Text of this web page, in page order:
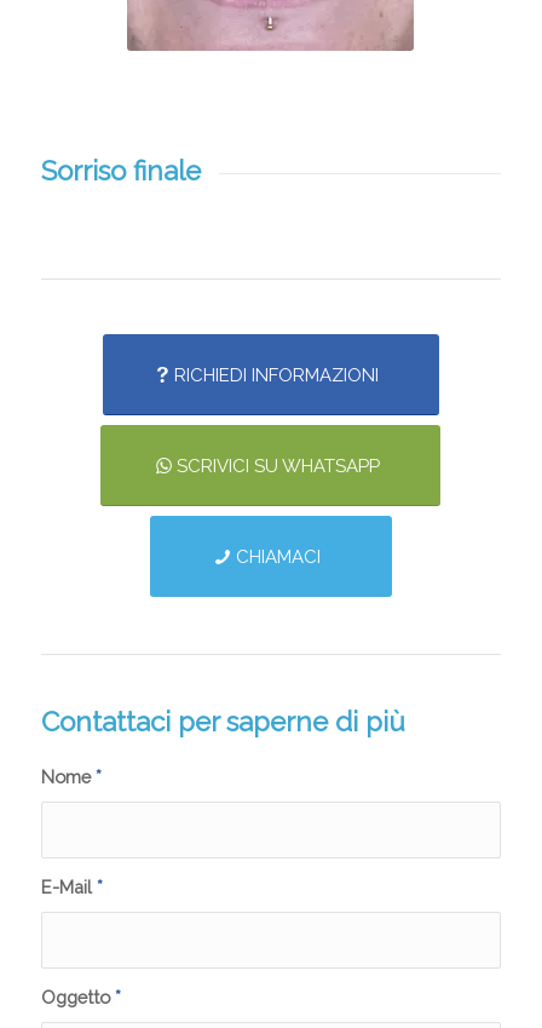
Sorriso finale
RICHIEDI INFORMAZIONI
SCRIVICI SU WHATSAPP
CHIAMACI
Contattaci per saperne di più
Nome*
E-Mail*
Oggetto*